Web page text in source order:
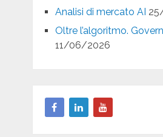
Analisi di mercato AI
Oltre l’algoritmo.
11/06/2026